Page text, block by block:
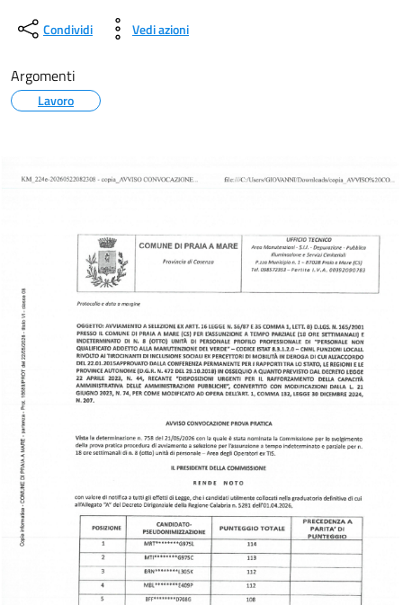
Condividi Vedi azioni
Argomenti
Lavoro